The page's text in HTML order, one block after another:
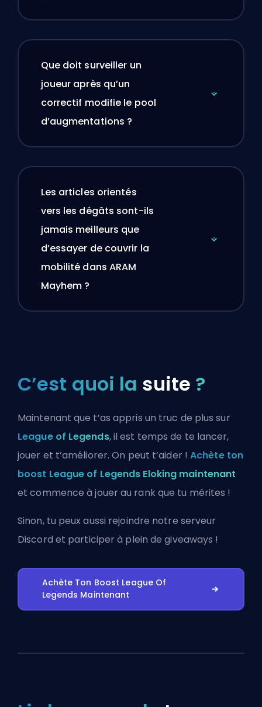
Que doit surveiller un
joueur après qu’un
correctif modifie le pool
d’augmentations ?
Les articles orientés
vers les dégâts sont-ils
jamais meilleurs que
d’essayer de couvrir la
mobilité dans ARAM
Mayhem ?
C’est quoi la suite ?
Maintenant que t’as appris un truc de plus sur
League of Legends, il est temps de te lancer,
jouer et t’améliorer. On peut t’aider !Achète ton
boost League of Legends Eloking maintenant
et commence à jouer au rank que tu mérites !
Sinon, tu peux aussi rejoindre notre serveur
Discord et participer à plein de giveaways !
Achète Ton Boost League Of
Legends Maintenant